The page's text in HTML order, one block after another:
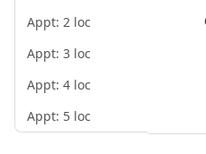
Appt: 2 loc
Appt: 3 loc
Appt: 4 loc
Appt: 5 loc